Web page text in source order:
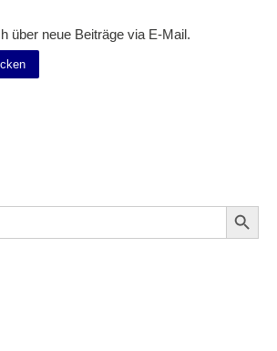
über neue Beiträge via E-Mail.
Search Button